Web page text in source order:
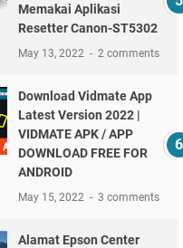
Memakai Aplikasi
Resetter Canon-ST5302
May 13, 2022 2 comments
Download Vidmate App
Latest Version 2022 |
VIDMATE APK / APP
DOWNLOAD FREE FOR
ANDROID
May 15, 2022 3 comments
Alamat Epson Center